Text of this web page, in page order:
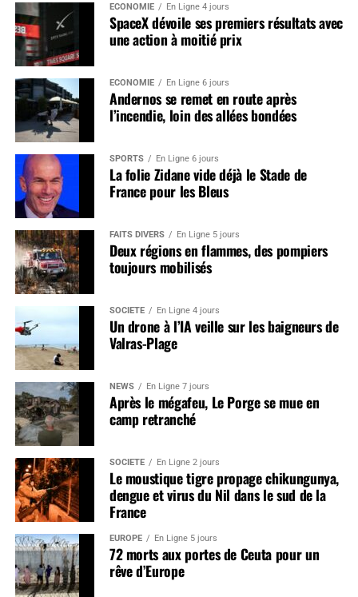
ÉCONOMIE En Ligne 4 jours
SpaceX dévoile ses premiers résultats avec
une action à moitié prix
ÉCONOMIE En Ligne 6 jours
Andernos se remet en route après
l’incendie, loin des allées bondées
SPORTS En Ligne 6 jours
La folie Zidane vide déjà le Stade de
France pour les Bleus
FAITS DIVERS En Ligne 5 jours
Deux régions en flammes, des pompiers
toujours mobilisés
SOCIÉTÉ En Ligne 4 jours
Un drone à l’IA veille sur les baigneurs de
Valras-Plage
NEWS En Ligne 7 jours
Après le mégafeu, Le Porge se mue en
camp retranché
SOCIÉTÉ En Ligne 2 jours
Le moustique tigre propage chikungunya,
dengue et virus du Nil dans le sud de la
France
EUROPE En Ligne 5 jours
72 morts aux portes de Ceuta pour un
rêve d’Europe